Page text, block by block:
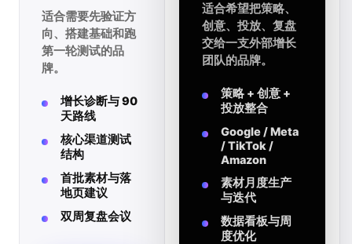
适合需要先验证方
向、搭建基础和跑
第一轮测试的品
牌。
增长诊断与 90
天路线
核心渠道测试
结构
首批素材与落
地页建议
双周复盘会议
适合希望把策略、
创意、投放、复盘
交给一支外部增长
团队的品牌。
策略 + 创意 +
投放整合
Google / Meta
/ TikTok /
Amazon
素材月度生产
与迭代
数据看板与周
度优化